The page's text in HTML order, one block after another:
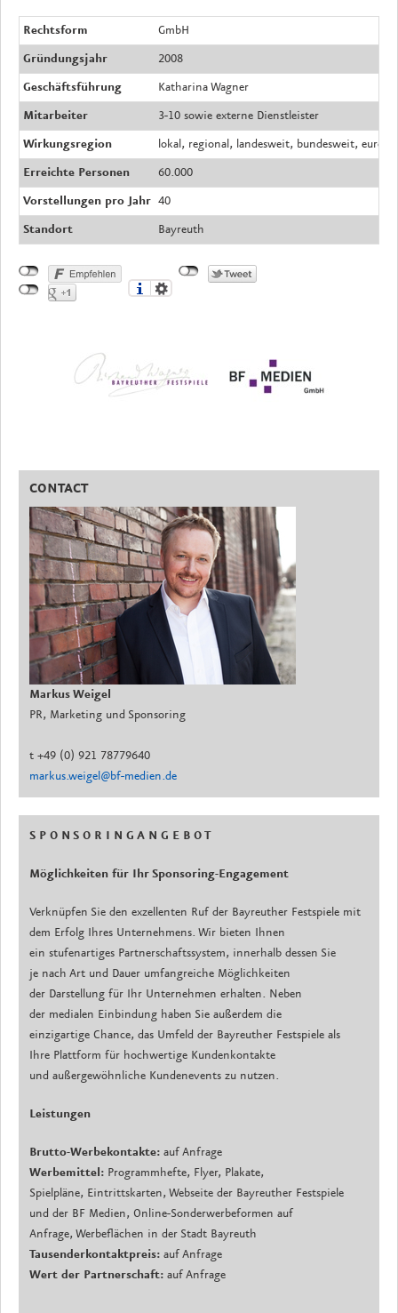
Rechtsform
GmbH
Gründungsjahr
2008
Geschäftsführung
Katharina Wagner
Mitarbeiter
3-10 sowie externe Dienstleister
Wirkungsregion
lokal, regional, landesweit, bundesweit,
Erreichte Personen
60.000
Vorstellungen pro Jahr 40
Standort
Bayreuth
CONTACT
Markus Weigel
PR, Marketing und Sponsoring
t +49 (0) 921 78779640
markus.weigel@bf-medien.de
S P O N S O R I N G A N G E B O T
Möglichkeiten für Ihr Sponsoring-Engagement
Verknüpfen Sie den exzellenten Ruf der Bayreuther Festspiele mit
dem Erfolg Ihres Unternehmens. Wir bieten Ihnen
ein stufenartiges Partnerschaftssystem, innerhalb dessen Sie
je nach Art und Dauer umfangreiche Möglichkeiten
der Darstellung für Ihr Unternehmen erhalten. Neben
der medialen Einbindung haben Sie außerdem die
einzigartige Chance, das Umfeld der Bayreuther Festspiele als
Ihre Plattform für hochwertige Kundenkontakte
und außergewöhnliche Kundenevents zu nutzen.
Leistungen
Brutto-Werbekontakte: auf Anfrage
Werbemittel: Programmhefte, Flyer, Plakate,
Spielpläne, Eintrittskarten, Webseite der Bayreuther Festspiele
und der BF Medien, Online-Sonderwerbeformen auf
Anfrage, Werbeflächen in der Stadt Bayreuth
Tausenderkontaktpreis: auf Anfrage
Wert der Partnerschaft: auf Anfrage